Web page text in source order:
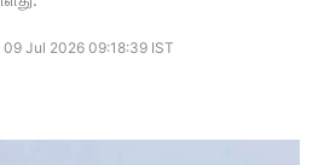
09 Jul 2026 09:18:39 IST